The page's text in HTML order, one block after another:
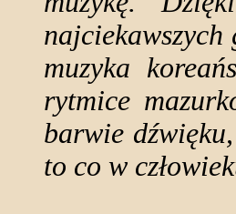
muzyka
rytmice
barwie
to co w